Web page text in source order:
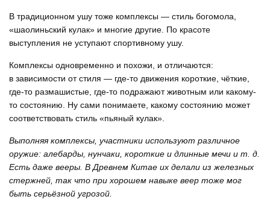
В традиционном ушу тоже комплексы — стиль богомола,
«шаолиньский кулак» и многие другие. По красоте
выступления не уступают спортивному ушу.
Комплексы одновременно и похожи, и отличаются:
в зависимости от стиля — где-то движения короткие, чёткие,
где-то размашистые, где-то подражают животным или какому-
то состоянию. Ну сами понимаете, какому состоянию может
соответствовать стиль «пьяный кулак».
Выполняя комплексы, участники используют различное
оружие: алебарды, нунчаки, короткие и длинные мечи и т. д.
Есть даже вееры. В Древнем Китае их делали из железных
стержней, так что при хорошем навыке веер тоже мог
быть серьёзной угрозой.